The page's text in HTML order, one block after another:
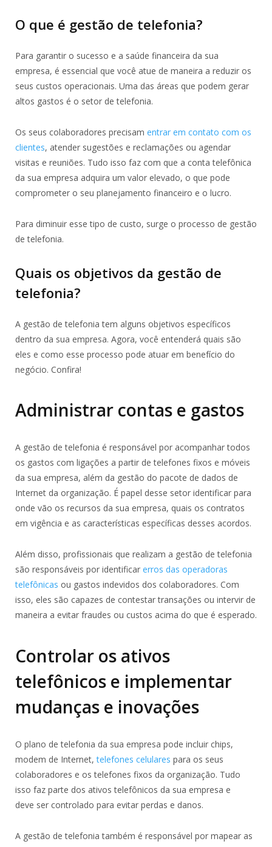
O que é gestão de telefonia?
Para garantir o sucesso e a saúde financeira da sua
empresa, é essencial que você atue de maneira a reduzir os
seus custos operacionais. Uma das áreas que podem gerar
altos gastos é o setor de telefonia.
Os seus colaboradores precisam entrar em contato com os
clientes, atender sugestões e reclamações ou agendar
visitas e reuniões. Tudo isso faz com que a conta telefônica
da sua empresa adquira um valor elevado, o que pode
comprometer o seu planejamento financeiro e o lucro.
Para diminuir esse tipo de custo, surge o processo de gestão
de telefonia.
Quais os objetivos da gestão de
telefonia?
A gestão de telefonia tem alguns objetivos específicos
dentro da sua empresa. Agora, você entenderá quais são
eles e como esse processo pode atuar em benefício do
negócio. Confira!
Administrar contas e gastos
A gestão de telefonia é responsável por acompanhar todos
os gastos com ligações a partir de telefones fixos e móveis
da sua empresa, além da gestão do pacote de dados de
Internet da organização. É papel desse setor identificar para
onde vão os recursos da sua empresa, quais os contratos
em vigência e as características específicas desses acordos.
Além disso, profissionais que realizam a gestão de telefonia
são responsáveis por identificar erros das operadoras
telefônicas ou gastos indevidos dos colaboradores. Com
isso, eles são capazes de contestar transações ou intervir de
maneira a evitar fraudes ou custos acima do que é esperado.
Controlar os ativos
telefônicos e implementar
mudanças e inovações
O plano de telefonia da sua empresa pode incluir chips,
modem de Internet,telefones celulares para os seus
colaboradores e os telefones fixos da organização. Tudo
isso faz parte dos ativos telefônicos da sua empresa e
deve ser controlado para evitar perdas e danos.
A gestão de telefonia também é responsável por mapear as